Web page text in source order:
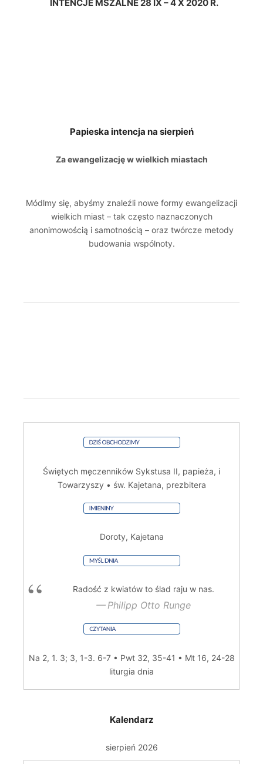
INTENCJE MSZALNE 28 IX – 4 X 2020 R.
Papieska intencja na sierpień
Za ewangelizację w wielkich miastach
Módlmy się, abyśmy znaleźli nowe formy ewangelizacji
wielkich miast – tak często naznaczonych
anonimowością i samotnością – oraz twórcze metody
budowania wspólnoty.
Świętych męczenników Sykstusa II, papieża, i
Towarzyszy • św. Kajetana, prezbitera
Doroty, Kajetana
Radość z kwiatów to ślad raju w nas.
Philipp Otto Runge
Na 2, 1. 3; 3, 1-3. 6-7 • Pwt 32, 35-41 • Mt 16, 24-28
liturgia dnia
Kalendarz
sierpień 2026